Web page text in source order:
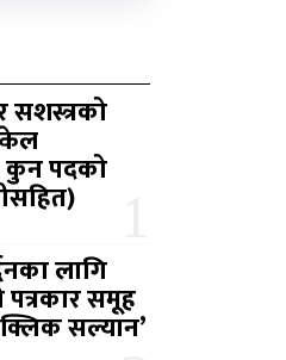
सशस्त्रको
कुन पदको
लागि
पत्रकार समूह
सल्यान’